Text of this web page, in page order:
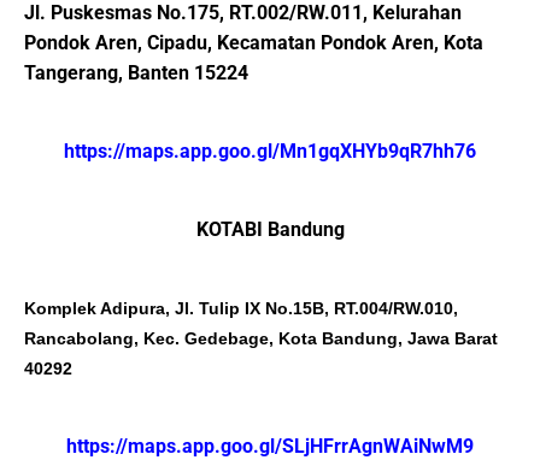
Jl. Puskesmas No.175, RT.002/RW.011, Kelurahan
Pondok Aren, Cipadu, Kecamatan Pondok Aren, Kota
Tangerang, Banten 15224
https://maps.app.goo.gl/Mn1gqXHYb9qR7hh76
KOTABI Bandung
Komplek Adipura, Jl. Tulip IX No.15B, RT.004/RW.010,
Rancabolang, Kec. Gedebage, Kota Bandung, Jawa Barat
40292
https://maps.app.goo.gl/SLjHFrrAgnWAiNwM9